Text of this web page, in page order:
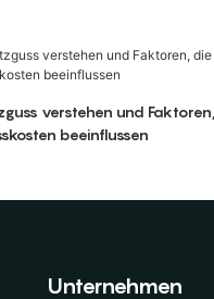
verstehen und
beeinflussen
Unternehmen